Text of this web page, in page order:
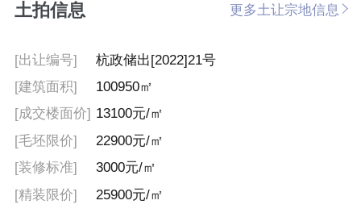
土拍信息 更多土让宗地信息
[出让编号]
杭政储出[2022]21号
[建筑面积]
100950㎡
[成交楼面价] 13100元/㎡
[毛坯限价]
22900元/㎡
[装修标准]
3000元/㎡
[精装限价]
25900元/㎡